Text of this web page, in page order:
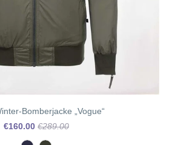
Bomberjacke „Vogue“
€160.00 €289.00